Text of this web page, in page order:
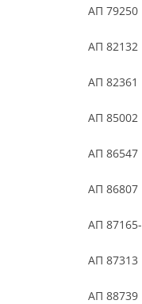
ΑΠ 79250
ΑΠ 82132
ΑΠ 82361
ΑΠ 85002
ΑΠ 86547
ΑΠ 86807
ΑΠ
ΑΠ 87313
ΑΠ 88739